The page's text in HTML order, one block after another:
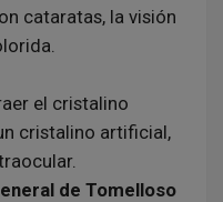
cataratas, la visión
el cristalino
cristalino artificial,
de Tomelloso